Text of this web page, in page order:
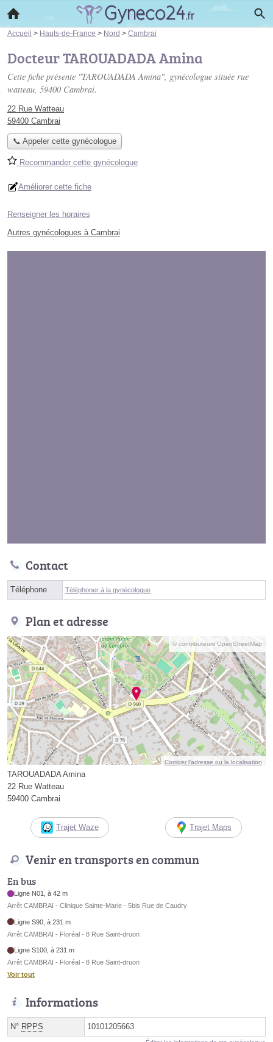
Accueil > Hauts-de-France > Nord > Cambrai
Docteur TAROUADADA Amina
Cette fiche présente "TAROUADADA Amina", gynécologue située rue
watteau, 59400 Cambrai.
22 Rue Watteau
59400 Cambrai
📞 Appeler cette gynécologue
Recommander cette gynécologue
Améliorer cette fiche
Renseigner les horaires
Autres gynécologues à Cambrai
Contact
Téléphone Téléphoner à la gynécologue
Plan et adresse
© contributeurs OpenStreetMap
Corriger l’adresse ou la localisation
TAROUADADA Amina
22 Rue Watteau
59400 Cambrai
Trajet Waze Trajet Maps
Venir en transports en commun
En bus
Ligne N01, à 42 m
Arrêt CAMBRAI - Clinique Sainte-Marie - 5bis Rue de Caudry
Ligne S90, à 231 m
Arrêt CAMBRAI - Floréal - 8 Rue Saint-druon
Ligne S100, à 231 m
Arrêt CAMBRAI - Floréal - 8 Rue Saint-druon
Voir tout
Informations
N° RPPS 10101205663